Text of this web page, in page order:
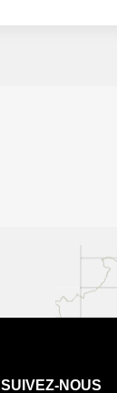
SUIVEZ-NOUS